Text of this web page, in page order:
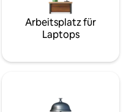
Arbeitsplatz für
Laptops